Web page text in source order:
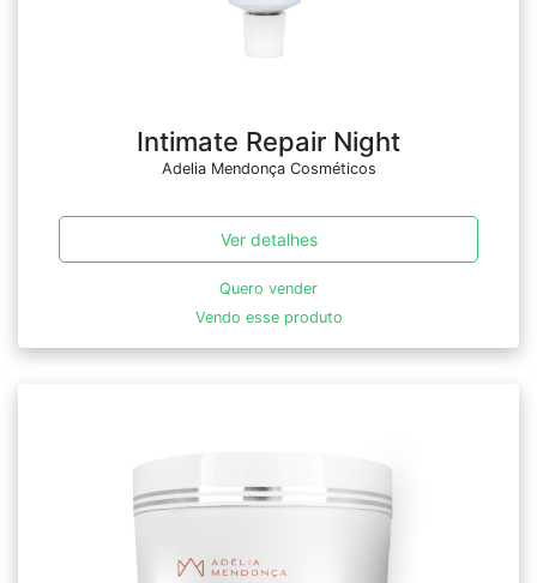
Intimate Repair Night
Adelia Mendonça Cosméticos
Ver detalhes
Quero vender
Vendo esse produto